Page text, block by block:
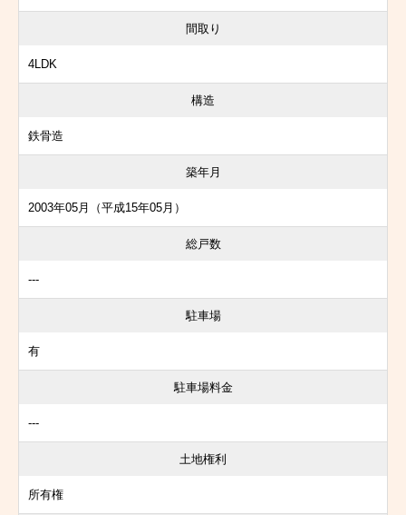
間取り
4LDK
構造
鉄骨造
築年月
2003年05月（平成15年05月）
総戸数
---
駐車場
有
駐車場料金
---
土地権利
所有権